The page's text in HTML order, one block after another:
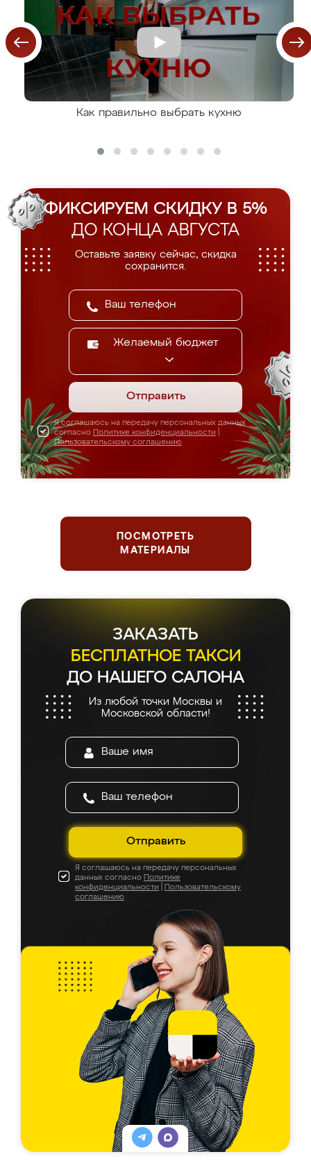
Как правильно выбрать кухню
ФИКСИРУЕМ СКИДКУ В 5%
ДО КОНЦА АВГУСТА
Оставьте заявку сейчас, скидка
сохранится.
Желаемый бюджет
Отправить
Я соглашаюсь на передачу персональных данных
согласно Политике конфиденциальности
Пользовательскому соглашению
ПОСМОТРЕТЬ
МАТЕРИАЛЫ
ЗАКАЗАТЬ
БЕСПЛАТНОЕ ТАКСИ
ДО НАШЕГО САЛОНА
Из любой точки Москвы и
Московской области!
Отправить
Я соглашаюсь на передачу персональных
данных согласно Политике
конфиденциальности
Пользовательскому
соглашению